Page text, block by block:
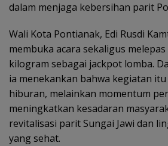
dalam menjaga kebersihan parit
Wali Kota Pontianak, Edi Rusdi
membuka acara sekaligus
kilogram sebagai jackpot lomba.
ia menekankan bahwa kegiatan
hiburan, melainkan momentum
meningkatkan kesadaran
revitalisasi parit Sungai Jawi dan
yang sehat.